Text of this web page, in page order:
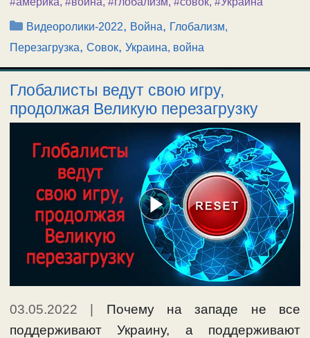
Рубрики
Видеоролики-2022, Война, Глобализм,
Перезагрузка, Совок, Украина, война
Глобалисты ведут свою игру,
продолжая Великую перезагрузку
03.05.2022 | Почему на западе не все
поддерживают Украину, а поддерживают